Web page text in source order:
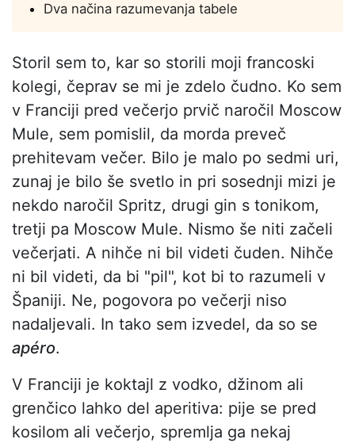
Dva načina razumevanja tabele
Storil sem to, kar so storili moji francoski
kolegi, čeprav se mi je zdelo čudno. Ko sem
v Franciji pred večerjo prvič naročil Moscow
Mule, sem pomislil, da morda preveč
prehitevam večer. Bilo je malo po sedmi uri,
zunaj je bilo še svetlo in pri sosednji mizi je
nekdo naročil Spritz, drugi gin s tonikom,
tretji pa Moscow Mule. Nismo še niti začeli
večerjati. A nihče ni bil videti čuden. Nihče
ni bil videti, da bi "pil", kot bi to razumeli v
Španiji. Ne, pogovora po večerji niso
nadaljevali. In tako sem izvedel, da so se
apéro.
V Franciji je koktajl z vodko, džinom ali
grenčico lahko del aperitiva: pije se pred
kosilom ali večerjo, spremlja ga nekaj